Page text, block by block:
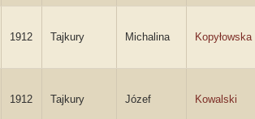
1912 Tajkury Michalina Kopyłowska
1912 Tajkury Józef Kowalski